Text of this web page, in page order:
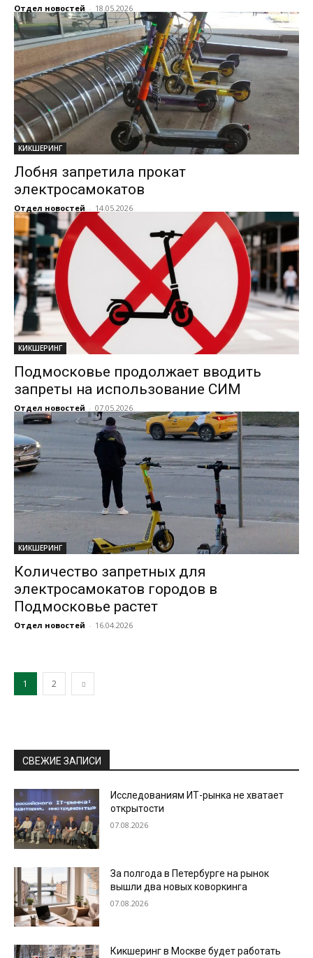
Отдел новостей - 18.05.2026
КИКШЕРИНГ
Лобня запретила прокат
электросамокатов
Отдел новостей - 14.05.2026
КИКШЕРИНГ
Подмосковье продолжает вводить
запреты на использование СИМ
Отдел новостей - 07.05.2026
КИКШЕРИНГ
Количество запретных для
электросамокатов городов в
Подмосковье растет
Отдел новостей - 16.04.2026
1 2
СВЕЖИЕ ЗАПИСИ
Исследованиям ИТ-рынка не хватает
открытости
07.08.2026
За полгода в Петербурге на рынок
вышли два новых коворкинга
07.08.2026
Кикшеринг в Москве будет работать